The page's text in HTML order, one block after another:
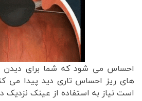
احساس می شود که شما برای دیدن
های ریز احساس تاری دید پیدا می
است نیاز به استفاده از عینک نزدیک